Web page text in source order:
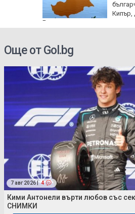
Кипър,
България
Още от Gol.bg
7 авг 2026 | 4
Кими Антонели върти любов със
СНИМКИ